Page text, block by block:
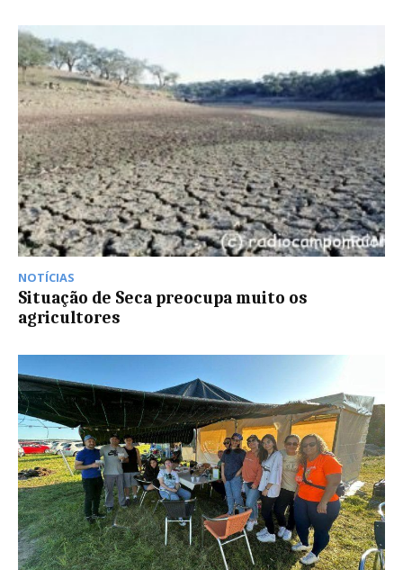
NOTÍCIAS
Situação de Seca preocupa muito os
agricultores